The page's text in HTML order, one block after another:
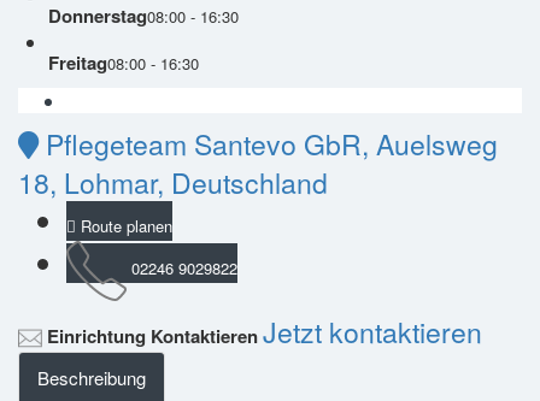
Donnerstag08:00 - 16:30
Freitag08:00 - 16:30
Pflegeteam Santevo GbR, Auelsweg
18, Lohmar, Deutschland
Route planen
02246 9029822
Einrichtung KontaktierenJetzt kontaktieren
Beschreibung